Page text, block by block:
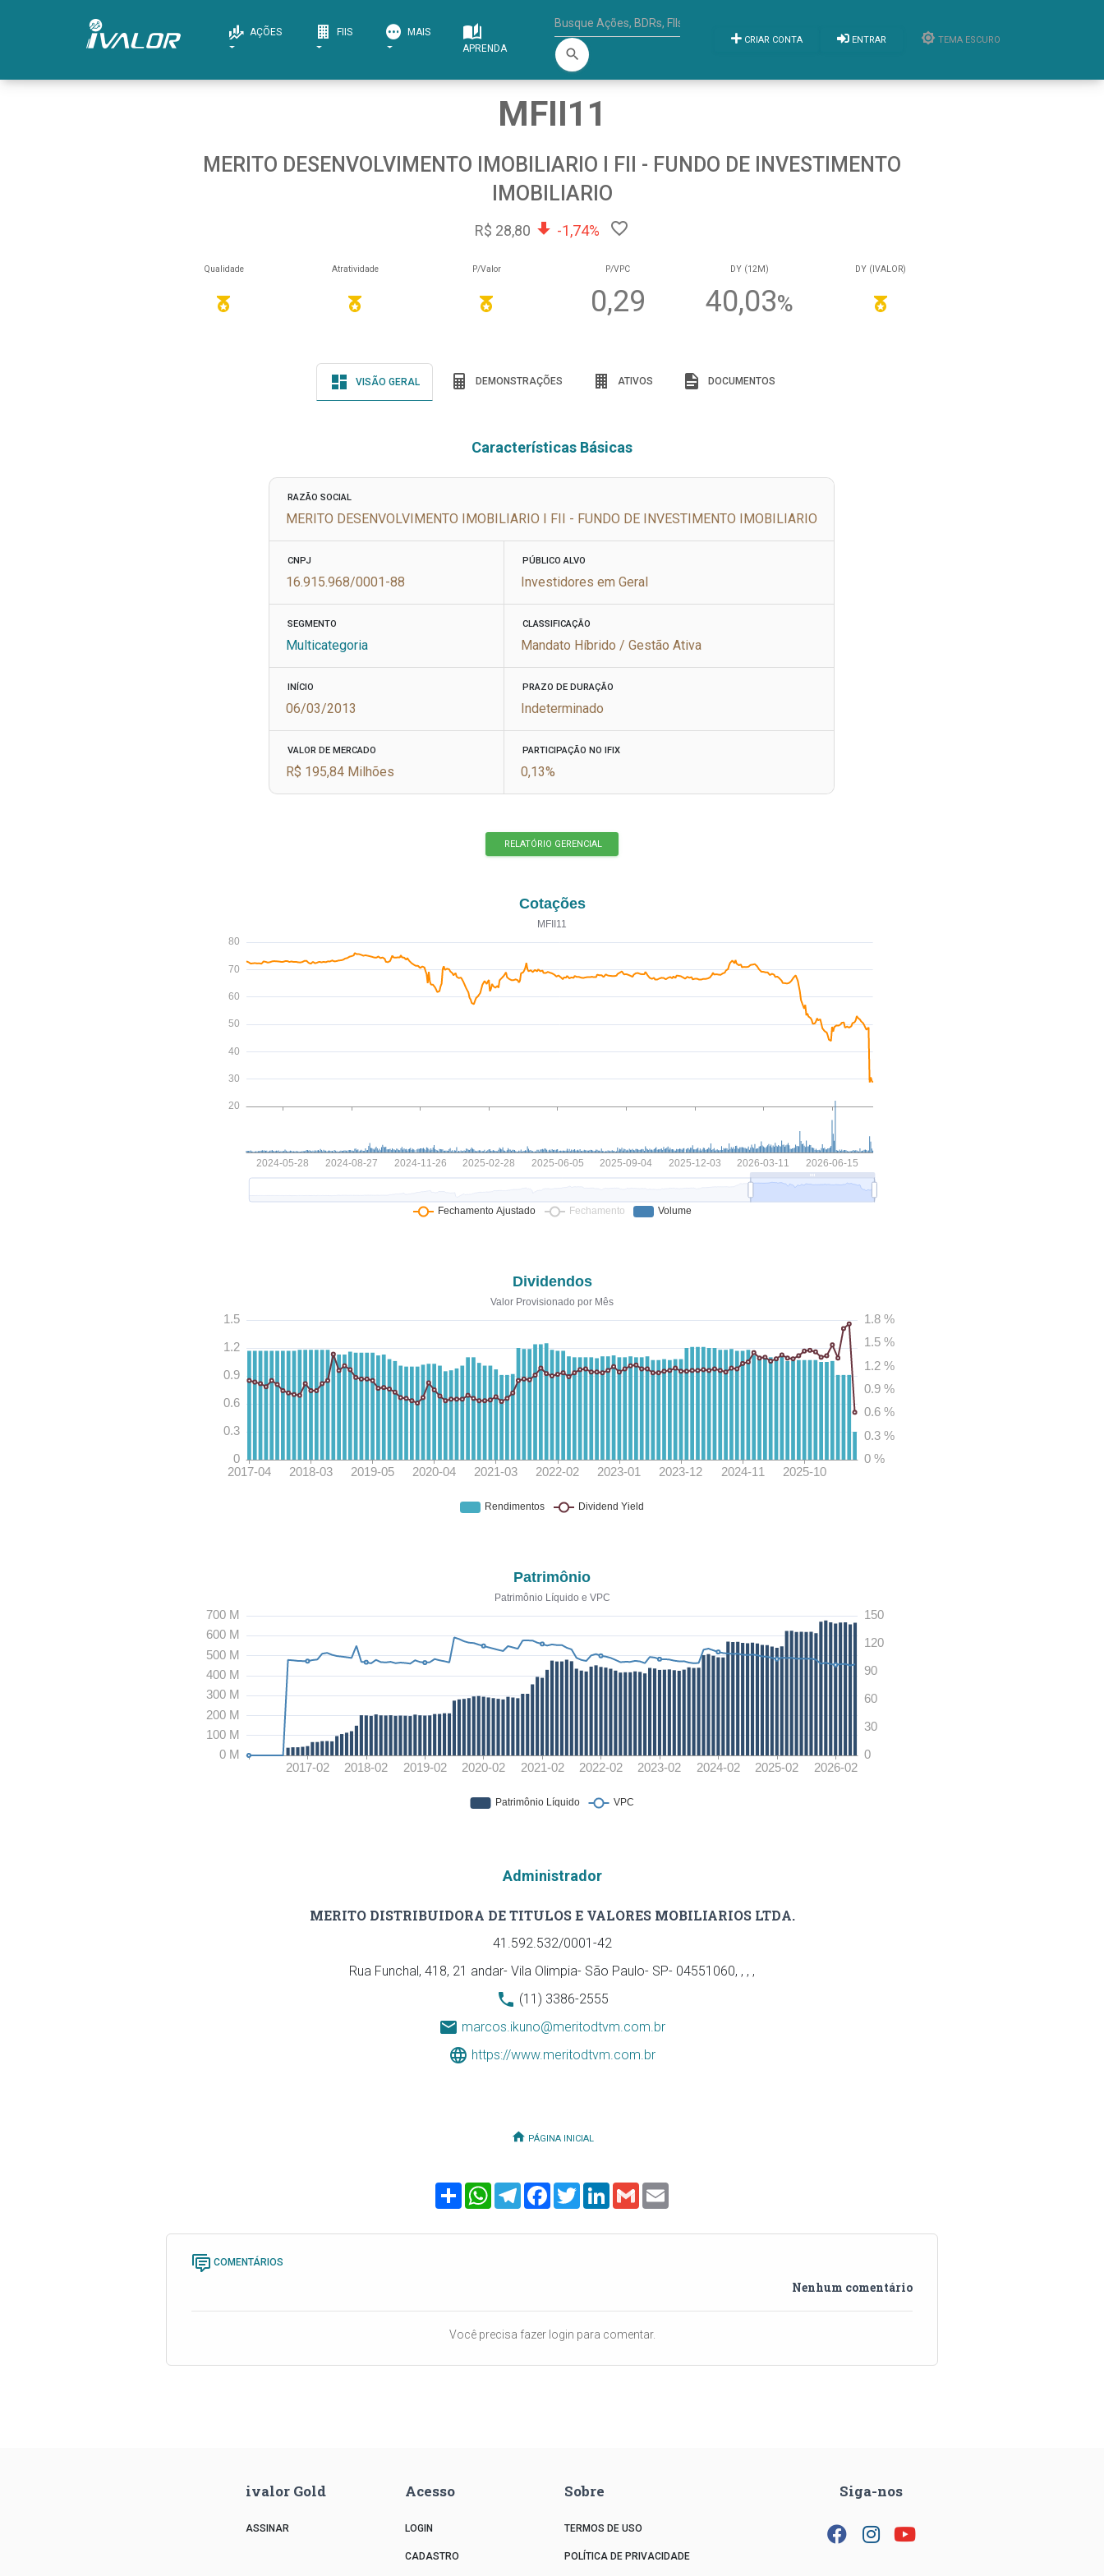
AÇÕES FIIS
MAIS
APRENDA
search
CRIAR CONTA ENTRAR TEMA ESCURO
MFII11
MERITO DESENVOLVIMENTO IMOBILIARIO I FII - FUNDO DE INVESTIMENTO
IMOBILIARIO
R$ 28,80 -1,74%
Qualidade Atratividade P/Valor P/VPC
0,29
DY (12M)
40,03%
DY (IVALOR)
VISÃO GERAL DEMONSTRAÇÕES ATIVOS DOCUMENTOS
Características Básicas
RAZÃO SOCIAL
MERITO DESENVOLVIMENTO IMOBILIARIO I FII - FUNDO DE INVESTIMENTO IMOBILIARIO
CNPJ
16.915.968/0001-88
PÚBLICO ALVO
Investidores em Geral
SEGMENTO
Multicategoria
CLASSIFICAÇÃO
Mandato Híbrido / Gestão Ativa
INÍCIO
06/03/2013
PRAZO DE DURAÇÃO
Indeterminado
VALOR DE MERCADO
R$ 195,84 Milhões
PARTICIPAÇÃO NO IFIX
0,13%
RELATÓRIO GERENCIAL
Administrador
MERITO DISTRIBUIDORA DE TITULOS E VALORES MOBILIARIOS LTDA.
41.592.532/0001-42
Rua Funchal, 418, 21 andar- Vila Olimpia- São Paulo- SP- 04551060, , , ,
(11) 3386-2555
marcos.ikuno@meritodtvm.com.br
https://www.meritodtvm.com.br
PÁGINA INICIAL
ShareWhatsAppTelegramFacebook
TwitterLinkedInGmail
COMENTÁRIOS
Nenhum comentário
Você precisa fazer login para comentar.
ivalor Gold
ASSINAR
Acesso
LOGIN
CADASTRO
Sobre
TERMOS DE USO
POLÍTICA DE PRIVACIDADE
Siga-nos